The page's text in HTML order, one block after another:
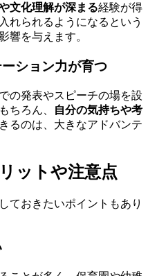
文化理解が深まる経験が得
れられるようになるという
響を与えます。
ション力が育つ
の発表やスピーチの場を設
ちろん、
自分の気持ちや考
るのは、大きなアドバンテ
ットや注意点
ておきたいポイントもあり